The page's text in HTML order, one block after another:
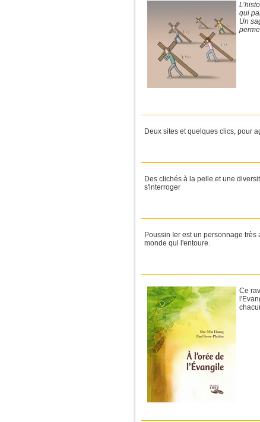
qui
Un
Deux sites et quelques clics, pour
Des clichés à la pelle et une
s'interroger
Poussin Ier est un personnage
monde qui l'entoure.
Ce